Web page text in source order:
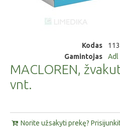
Kodas
Gamintojas
Adl
MACLOREN,
vnt.
Norite užsakyti prekę?